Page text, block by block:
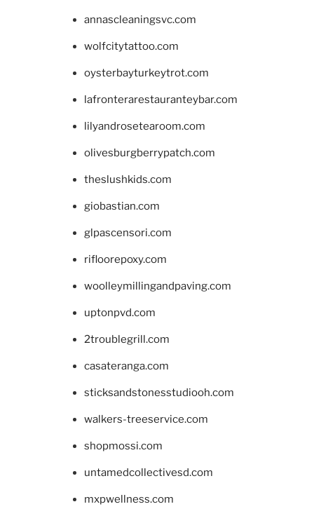
annascleaningsvc.com
wolfcitytattoo.com
oysterbayturkeytrot.com
lafronterarestauranteybar.com
lilyandrosetearoom.com
olivesburgberrypatch.com
theslushkids.com
giobastian.com
glpascensori.com
rifloorepoxy.com
woolleymillingandpaving.com
uptonpvd.com
2troublegrill.com
casateranga.com
sticksandstonesstudiooh.com
walkers-treeservice.com
shopmossi.com
untamedcollectivesd.com
mxpwellness.com